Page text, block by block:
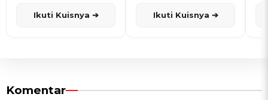
Ikuti Kuisnya ➔ Ikuti Kuisnya ➔
Komentar